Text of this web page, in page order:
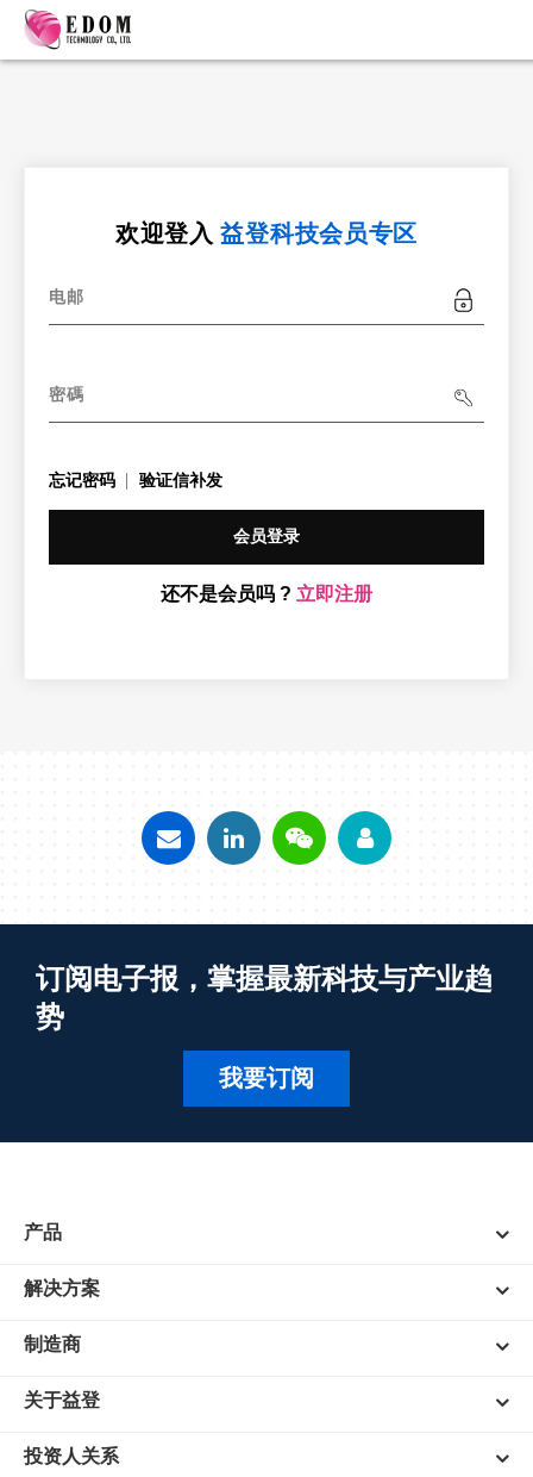
欢迎登入益登科技会员专区
电邮
密碼
忘记密码 验证信补发
会员登录
还不是会员吗 ? 立即注册
订阅电子报，掌握最新科技与产业趋
势
我要订阅
产品
解决方案
制造商
关于益登
投资人关系